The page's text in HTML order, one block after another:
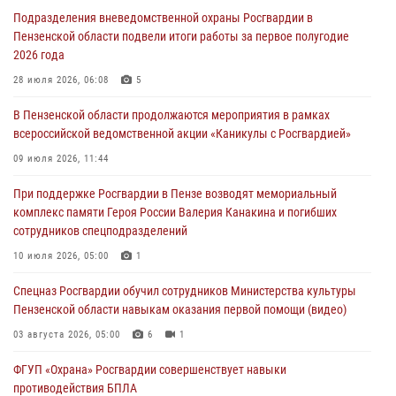
работы за первое полугодие 2026 года
Росгвардия обеспечила безопасность праздничных мероприятий в
1
В Пензе сотрудники Росгвардии задержали мужчину, который
дома
03 августа 2026, 05:59
Росгвардейцы Пензенской области отмечают 35-летие дежурной
03 августа 2026, 05:15
Подразделения вневедомственной охраны Росгвардии в
Пензенской области подвели итоги работы за первое полугодие
2026 года
28 июля 2026, 06:08 5
В Пензенской области продолжаются мероприятия в рамках
всероссийской ведомственной акции «Каникулы с Росгвардией»
09 июля 2026, 11:44
При поддержке Росгвардии в Пензе возводят мемориальный
комплекс памяти Героя России Валерия Канакина и погибших
сотрудников спецподразделений
10 июля 2026, 05:00 1
Спецназ Росгвардии обучил сотрудников Министерства культуры
Пензенской области навыкам оказания первой помощи (видео)
03 августа 2026, 05:00 6 1
ФГУП «Охрана» Росгвардии совершенствует навыки
противодействия БПЛА